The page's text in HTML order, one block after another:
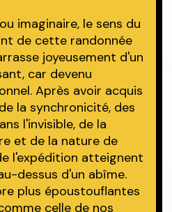
imaginaire, le sens du
de cette randonnée
joyeusement d'un
car devenu
Après avoir acquis
la synchronicité, des
l'invisible, de la
et de la nature de
l'expédition atteignent
dessus d'un abîme.
plus époustouflantes
celle de nos